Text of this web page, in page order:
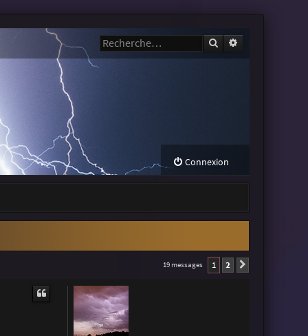
Rechercher
Connexion
19 messages 1 2